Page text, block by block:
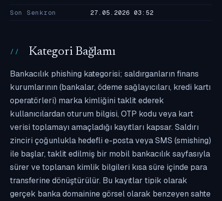
Son Senkron 27.05.2026 03:52
Kategori Bağlamı
Bankacılık phishing kategorisi; saldırganların finans
kurumlarının (bankalar, ödeme sağlayıcıları, kredi kartı
operatörleri) marka kimliğini taklit ederek
kullanıcılardan oturum bilgisi, OTP kodu veya kart
verisi toplamayı amaçladığı kayıtları kapsar. Saldırı
zinciri çoğunlukla hedefli e-posta veya SMS (smishing)
ile başlar, taklit edilmiş bir mobil bankacılık sayfasıyla
sürer ve toplanan kimlik bilgileri kısa süre içinde para
transferine dönüştürülür. Bu kayıtlar tipik olarak
gerçek banka domainine görsel olarak benzeyen sahte